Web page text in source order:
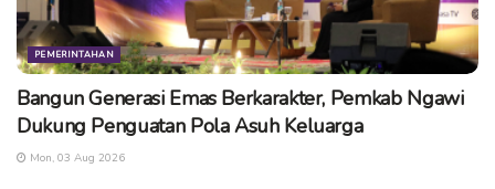
PEMERINTAHAN
Bangun Generasi Emas Berkarakter, Pemkab Ngawi
Dukung Penguatan Pola Asuh Keluarga
Mon, 03 Aug 2026